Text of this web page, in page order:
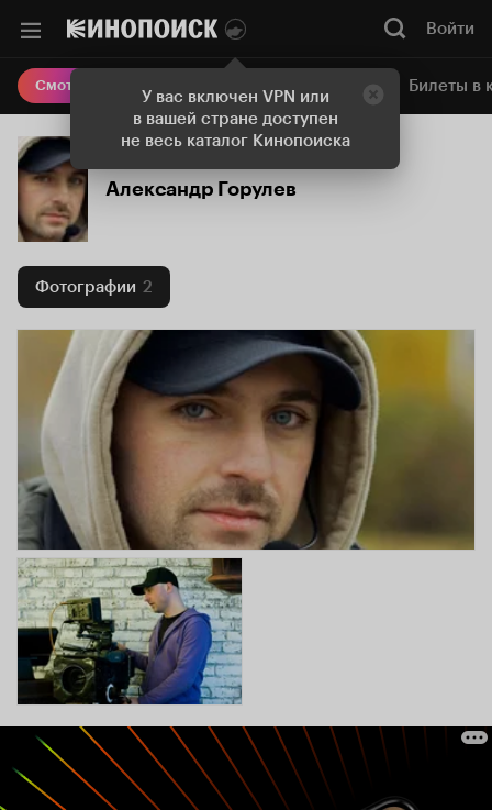
У вас включен VPN или
в вашей стране доступен
не весь каталог Кинопоиска
Войти
Смотреть кино Онлайн-кинотеатр Билеты в
Александр Горулев
Фотографии 2